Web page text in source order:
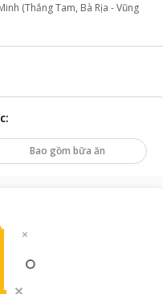
(Thắng Tam, Bà Rịa - Vũng
:
Bao gồm bữa ăn